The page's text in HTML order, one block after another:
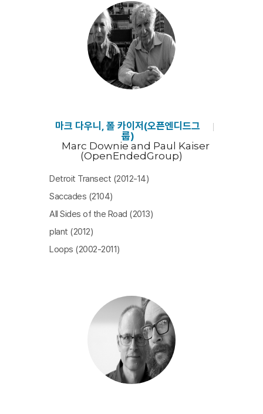
마크 다우니, 폴 카이저(오픈엔디드그
룹)
Marc Downie and Paul Kaiser
(OpenEndedGroup)
Detroit Transect (2012-14)
Saccades (2104)
All Sides of the Road (2013)
plant (2012)
Loops (2002-2011)